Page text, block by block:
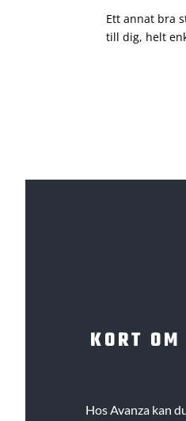
Ett annat bra
till dig, helt
KORT
Hos Avanza kan